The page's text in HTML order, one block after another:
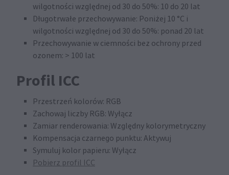
wilgotności względnej od 30 do 50%: 10 do 20 lat
Długotrwałe przechowywanie: Poniżej 10 °C i
wilgotności względnej od 30 do 50%: ponad 20 lat
Przechowywanie w ciemności bez ochrony przed
ozonem: > 100 lat
Profil ICC
Przestrzeń kolorów: RGB
Zachowaj liczby RGB: Wyłącz
Zamiar renderowania: Względny kolorymetryczny
Kompensacja czarnego punktu: Aktywuj
Symuluj kolor papieru: Wyłącz
Pobierz profil ICC